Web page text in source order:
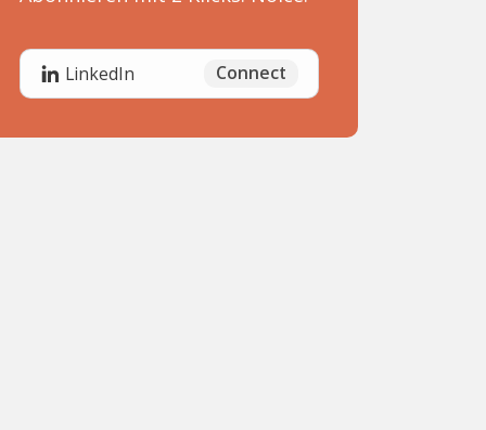
LinkedIn Connect